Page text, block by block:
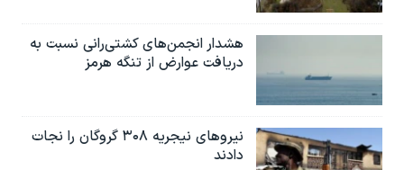
هشدار انجمن‌های کشتی‌رانی نسبت به
دریافت عوارض از تنگه هرمز
نیروهای نیجریه‌ ۳۰۸ گروگان را نجات
دادند